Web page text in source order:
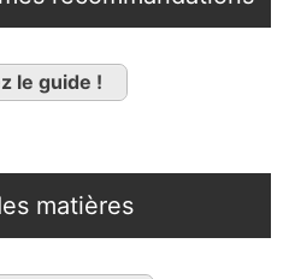
le guide !
matières